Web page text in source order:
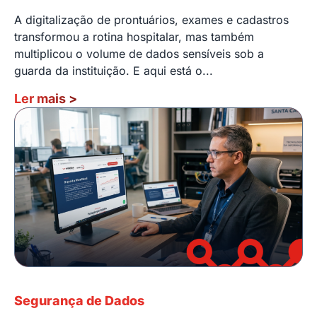
A digitalização de prontuários, exames e cadastros
transformou a rotina hospitalar, mas também
multiplicou o volume de dados sensíveis sob a
guarda da instituição. E aqui está o...
Ler mais >
Segurança de Dados